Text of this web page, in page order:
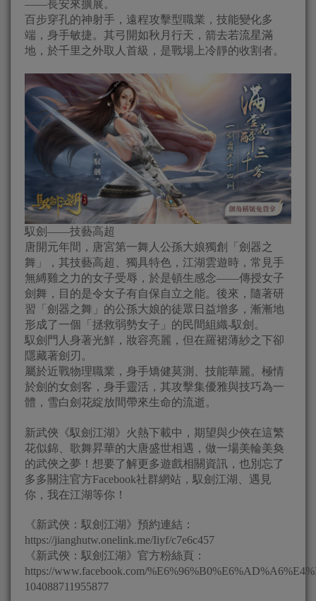
——長安來擴展。
百步穿孔的神射手，遠程攻擊型職業，技能變化多
端，身手敏捷。其弓開如秋月行天，箭去若流星滿
地，於千里之外取人首級，是戰場上冷靜的收割者。
馭劍——技藝高超
唐開元年間，唐宮第一舞人公孫大娘獨創「劍器之
舞」，其技藝高超、獨具特色，江湖雲遊時，常見手
無縛雞之力的女子受辱，於是頓生感念——傳授女子
劍舞，目的是令女子有自保自立之能。後來，隨著研
習「劍器之舞」的公孫大娘的徒眾日益增多，漸漸地
形成了一個「拯救弱勢女子」的民間組織-馭劍。
馭劍門人身著光鮮，妝容亮麗，但在羅裙薄紗之下卻
隱藏著劍刃。
屬於近戰物理職業，身手矯健莫測、技能華麗。極情
於劍的女劍客，身手靈活，其攻擊集優雅與技巧為一
體，雪白劍花綻放間帶來生命的流逝。
新武俠《馭劍江湖》火熱下載中，期望與少俠在這繁
花似錦、歌舞昇華的大唐盛世相遇，做一場美輪美奐
的武俠之夢！想要了解更多遊戲相關資訊，也別忘了
多多關注官方Facebook社群網站，馭劍江湖、遇見
你，我在江湖等你！
《新武俠：馭劍江湖》預約連結：
https://jianghutw.onelink.me/Iiyf/c7e6c457
《新武俠：馭劍江湖》官方粉絲頁：
https://www.facebook.com/
104088711955877